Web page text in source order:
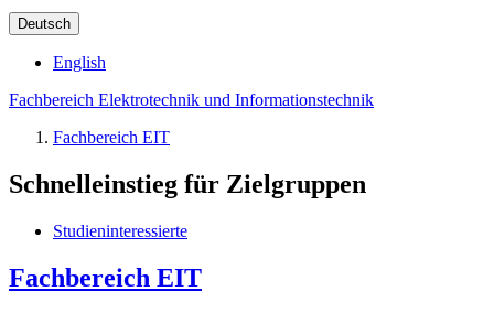
Deutsch
English
Fachbereich Elektrotechnik und Informationstechnik
Fachbereich EIT
Schnelleinstieg für Zielgruppen
Studieninteressierte
Fachbereich EIT